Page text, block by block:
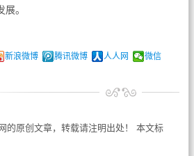
。
新浪微博 腾讯微博 人人网 微信
的原创文章，转载请注明出处！ 本文标